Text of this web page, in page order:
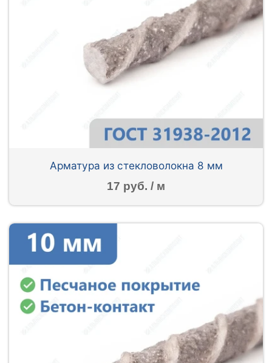
Арматура из стекловолокна 8 мм
17 руб. / м